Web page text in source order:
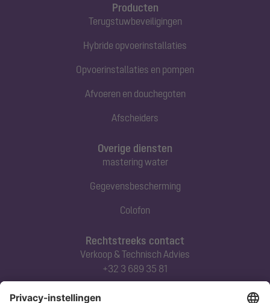
Producten
Terugstuwbeveiligingen
Hybride opvoerinstallaties
Opvoerinstallaties en pompen
Afvoeren en douchegoten
Afscheiders
Rechtstreeks contact
Verkoop & Technisch Advies
+32 3 689 35 81
Overige diensten
mastering water
Gegevensbescherming
Colofon